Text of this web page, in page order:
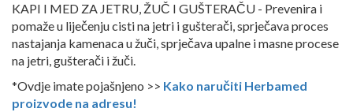
KAPI I MED ZA JETRU, ŽUČ I GUŠTERAČU - Prevenira i
pomaže u liječenju cisti na jetri i gušterači, sprječava proces
nastajanja kamenaca u žuči, sprječava upalne i masne procese
na jetri, gušterači i žuči.
*Ovdje imate pojašnjeno >> Kako naručiti Herbamed
proizvode na adresu!